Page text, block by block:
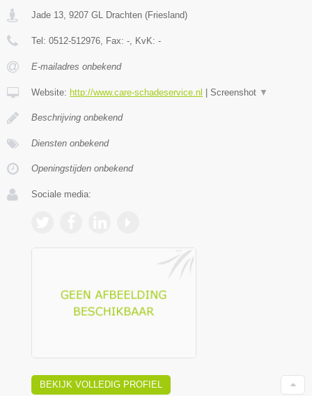
Jade 13, 9207 GL Drachten (Friesland)
Tel: 0512-512976, Fax: -, KvK: -
E-mailadres onbekend
Website: http://www.care-schadeservice.nl Screenshot ▼
Beschrijving onbekend
Diensten onbekend
Openingstijden onbekend
Sociale media:
BEKIJK VOLLEDIG PROFIEL